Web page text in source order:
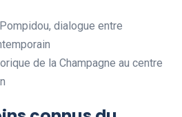
dialogue entre
de la Champagne au centre